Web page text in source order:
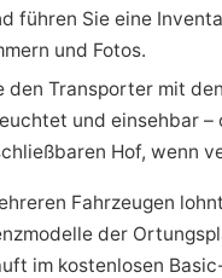
führen Sie eine
und Fotos.
den Transporter mit
und einsehbar –
Hof, wenn
Fahrzeugen
der
im kostenlosen